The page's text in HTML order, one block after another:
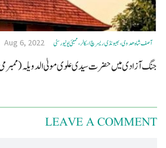
آصف شاہ ھدوی، بھیونڈی ریسرچ اسکالر، ممبئی یونیورسٹی Aug 6, 2022
جنگ آزادی میں حضرت سیدی علوی مولیٰ الدویلہ
LEAVE A COMMENT